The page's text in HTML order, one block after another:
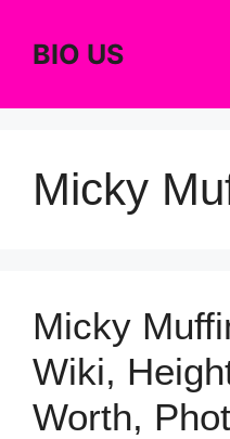
contentBIO US
Micky
Micky
Wiki,
Worth,